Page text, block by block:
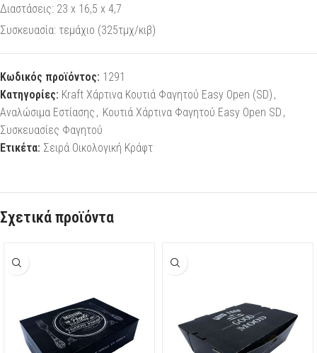
Διαστάσεις: 23 x 16,5 x 4,7
Συσκευασία: τεμάχιο (325τμχ/κιβ)
Κωδικός προϊόντος: 1291
Κατηγορίες: Kraft Χάρτινα Κουτιά Φαγητού Easy Open (SD) ,
Αναλώσιμα Εστίασης , Κουτιά Χάρτινα Φαγητού Easy Open SD ,
Συσκευασίες Φαγητού
Ετικέτα: Σειρά Οικολογική Κράφτ
Σχετικά προϊόντα